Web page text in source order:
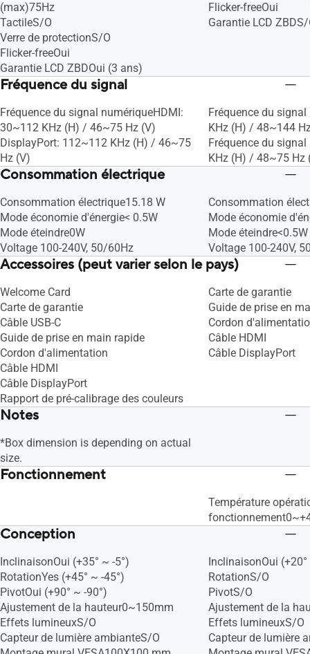
(max)75Hz
TactileS/O
Verre de protectionS/O
Flicker-freeOui
Garantie LCD ZBDOui (3 ans)
Flicker-freeOui
Garantie LCD
Fréquence du signal
Fréquence du signal numériqueHDMI:
30~112 KHz (H) / 46~75 Hz (V)
DisplayPort: 112~112 KHz (H) / 46~75
Hz (V)
Fréquence du
KHz (H) / 48~144
Fréquence du
KHz (H) / 48~75 Hz
Consommation électrique
Consommation électrique15.18 W
Mode économie d'énergie< 0.5W
Mode éteindre0W
Voltage 100-240V, 50/60Hz
Consommation
Mode économie
Mode éteindre<0.5W
Voltage 100-240V,
Accessoires (peut varier selon le pays)
Welcome Card
Carte de garantie
Câble USB-C
Guide de prise en main rapide
Cordon d'alimentation
Câble HDMI
Câble DisplayPort
Rapport de pré-calibrage des couleurs
Carte de garantie
Guide de prise en
Cordon
Câble HDMI
Câble DisplayPort
Notes
*Box dimension is depending on actual
size.
Fonctionnement
Température
Conception
InclinaisonOui (+35° ~ -5°)
RotationYes (+45° ~ -45°)
PivotOui (+90° ~ -90°)
Ajustement de la hauteur0~150mm
Effets lumineuxS/O
Capteur de lumière ambianteS/O
InclinaisonOui (+20°
RotationS/O
PivotS/O
Ajustement de la
Effets lumineuxS/O
Capteur de lumière